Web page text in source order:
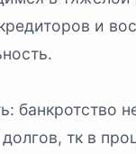
и
банкротство
тк в